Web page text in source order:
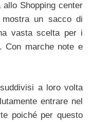
Shopping center
un sacco di
vasta scelta per i
Con marche note e
a loro volta
entrare nel
poiché per questo